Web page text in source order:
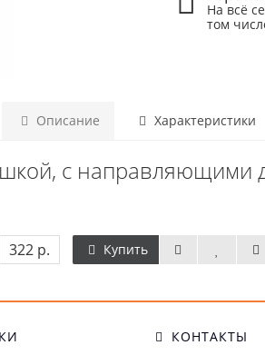
На всё
том
Описание Характеристики
с направляющими
322 р. Купить
КОНТАКТЫ